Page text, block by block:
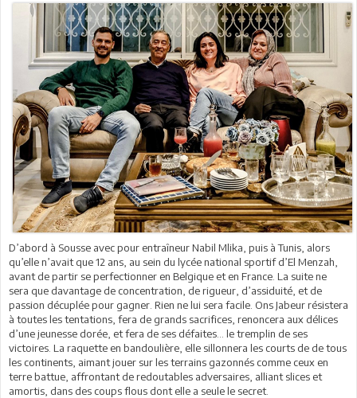
D’abord à Sousse avec pour entraîneur Nabil Mlika, puis à Tunis, alors
qu’elle n’avait que 12 ans, au sein du lycée national sportif d’El Menzah,
avant de partir se perfectionner en Belgique et en France. La suite ne
sera que davantage de concentration, de rigueur, d’assiduité, et de
passion décuplée pour gagner. Rien ne lui sera facile. Ons Jabeur résistera
à toutes les tentations, fera de grands sacrifices, renoncera aux délices
d’une jeunesse dorée, et fera de ses défaites… le tremplin de ses
victoires. La raquette en bandoulière, elle sillonnera les courts de de tous
les continents, aimant jouer sur les terrains gazonnés comme ceux en
terre battue, affrontant de redoutables adversaires, alliant slices et
amortis, dans des coups flous dont elle a seule le secret.